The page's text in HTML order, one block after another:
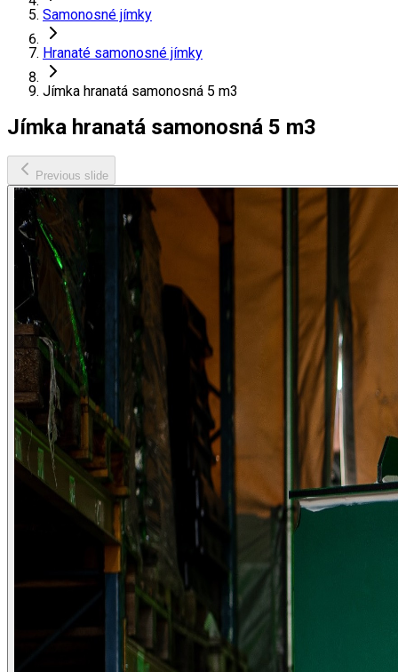
Samonosné jímky
Hranaté samonosné jímky
Jímka hranatá samonosná 5 m3
Jímka hranatá samonosná 5 m3
Previous slide